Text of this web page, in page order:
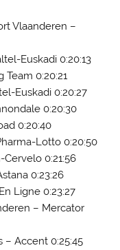
Vlaanderen –
Euskadi 0:20:13
Team 0:20:21
Euskadi 0:20:27
0:20:30
0:20:40
Lotto 0:20:50
Cervelo 0:21:56
0:23:26
Ligne 0:23:27
– Mercator
– Accent 0:25:45